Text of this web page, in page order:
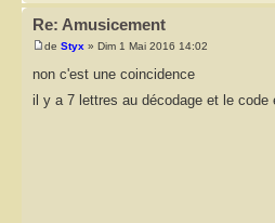
Re: Amusicement
de Styx » Dim 1 Mai 2016 14:02
non c'est une coincidence
il y a 7 lettres au décodage et le